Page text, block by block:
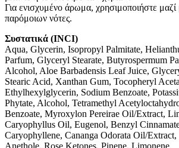
Για ενισχυμένο άρωμα, χρησιμοποιήστε
παρόμοιων νότες.
Συστατικά (INCI)
Aqua, Glycerin, Isopropyl Palmitate,
Parfum, Glyceryl Stearate, Butyrospermum
Alcohol, Aloe Barbadensis Leaf Juice,
Stearic Acid, Xanthan Gum, Tocopheryl
Ethylhexylglycerin, Sodium Benzoate,
Phytate, Alcohol, Tetramethyl
Benzoate, Myroxylon Pereirae Oil/Extract,
Caryophyllus Oil, Eugenol, Benzyl
Caryophyllene, Cananga Odorata Oil/
Anethole, Rose Ketones, Pinene, Limonene